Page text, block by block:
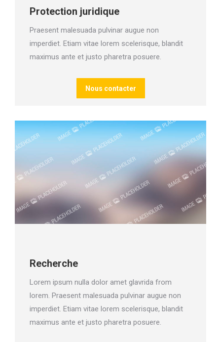
Protection juridique
Praesent malesuada pulvinar augue non
imperdiet. Etiam vitae lorem scelerisque, blandit
maximus ante et justo pharetra posuere.
Nous contacter
Recherche
Lorem ipsum nulla dolor amet glavrida from
lorem. Praesent malesuada pulvinar augue non
imperdiet. Etiam vitae lorem scelerisque, blandit
maximus ante et justo pharetra posuere.